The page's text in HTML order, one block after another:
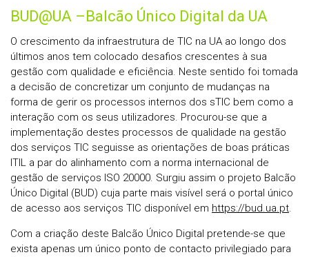
BUD@UA –Balcão Único Digital da UA
O crescimento da infraestrutura de TIC na UA ao longo dos
últimos anos tem colocado desafios crescentes à sua
gestão com qualidade e eficiência. Neste sentido foi tomada
a decisão de concretizar um conjunto de mudanças na
forma de gerir os processos internos dos sTIC bem como a
interação com os seus utilizadores. Procurou-se que a
implementação destes processos de qualidade na gestão
dos serviços TIC seguisse as orientações de boas práticas
ITIL a par do alinhamento com a norma internacional de
gestão de serviços ISO 20000. Surgiu assim o projeto Balcão
Único Digital (BUD) cuja parte mais visível será o portal único
de acesso aos serviços TIC disponível em https://bud.ua.pt.
Com a criação deste Balcão Único Digital pretende-se que
exista apenas um único ponto de contacto privilegiado para